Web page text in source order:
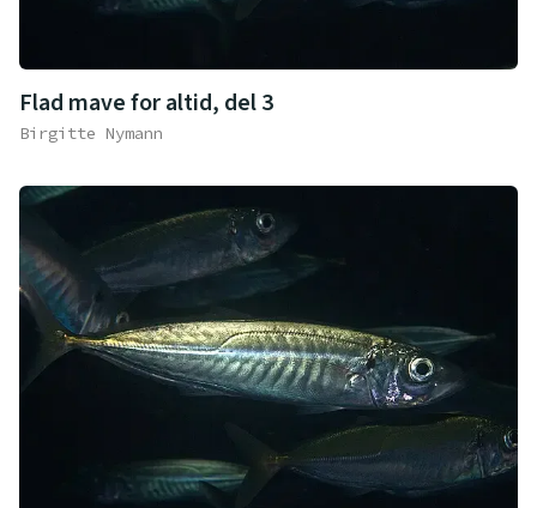
Flad mave for altid, del 3
Birgitte Nymann